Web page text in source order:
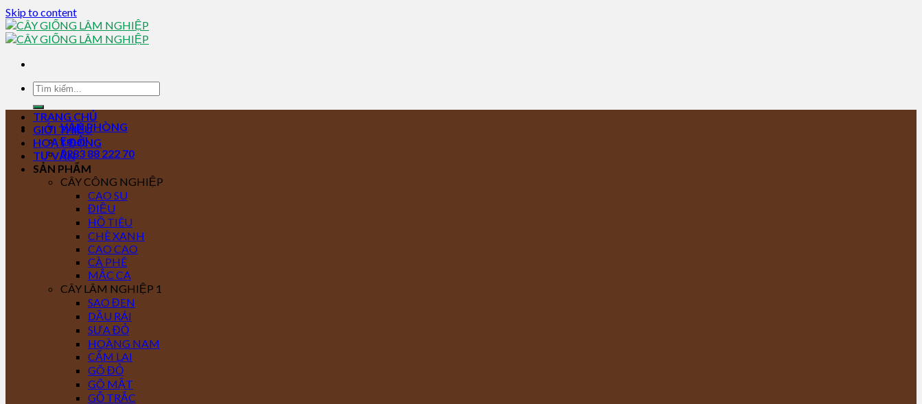
Skip to content
VĂN PHÒNG
Email
0283 88 222 70
TRANG CHỦ
GIỚI THIỆU
HOẠT ĐỘNG
TƯ VẤN
SẢN PHẨM
CÂY CÔNG NGHIỆP
CAO SU
ĐIỀU
HỒ TIÊU
CHÈ XANH
CAO CAO
CÀ PHÊ
MẮC CA
CÂY LÂM NGHIỆP 1
SAO ĐEN
DẦU RÁI
SƯA ĐỎ
HOÀNG NAM
CẨM LAI
GÕ ĐỎ
GÕ MẬT
GỖ TRẮC